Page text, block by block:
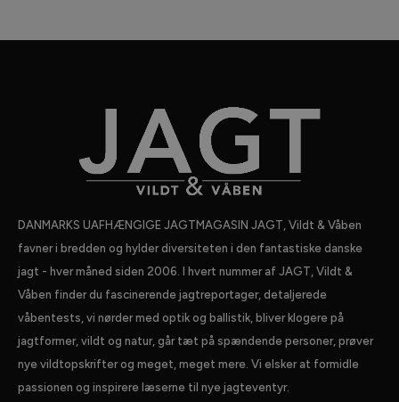
DANMARKS UAFHÆNGIGE JAGTMAGASIN JAGT, Vildt & Våben
favner i bredden og hylder diversiteten i den fantastiske danske
jagt - hver måned siden 2006. I hvert nummer af JAGT, Vildt &
Våben finder du fascinerende jagtreportager, detaljerede
våbentests, vi nørder med optik og ballistik, bliver klogere på
jagtformer, vildt og natur, går tæt på spændende personer, prøver
nye vildtopskrifter og meget, meget mere. Vi elsker at formidle
passionen og inspirere læserne til nye jagteventyr.